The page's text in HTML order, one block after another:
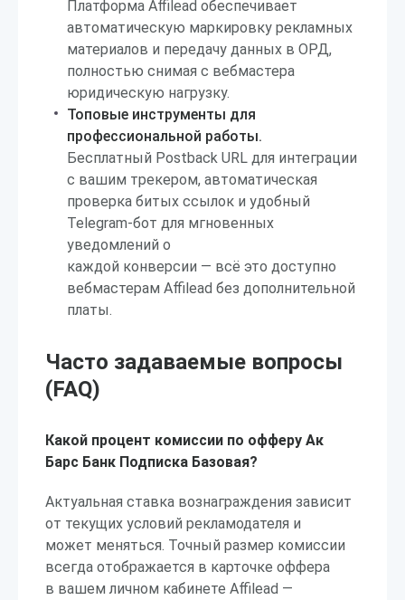
Платформа Affilead обеспечивает
автоматическую маркировку рекламных
материалов и передачу данных в ОРД,
полностью снимая с вебмастера
юридическую нагрузку.
Топовые инструменты для
профессиональной работы.
Бесплатный Postback URL для интеграции
с вашим трекером, автоматическая
проверка битых ссылок и удобный
Telegram-бот для мгновенных
уведомлений о
каждой конверсии — всё это доступно
вебмастерам Affilead без дополнительной
платы.
Часто задаваемые вопросы
(FAQ)
Какой процент комиссии по офферу Ак
Барс Банк Подписка Базовая?
Актуальная ставка вознаграждения зависит
от текущих условий рекламодателя и
может меняться. Точный размер комиссии
всегда отображается в карточке оффера
в вашем личном кабинете Affilead —